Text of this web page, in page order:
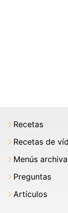
Recetas
Recetas de
Menús
Preguntas
Artículos